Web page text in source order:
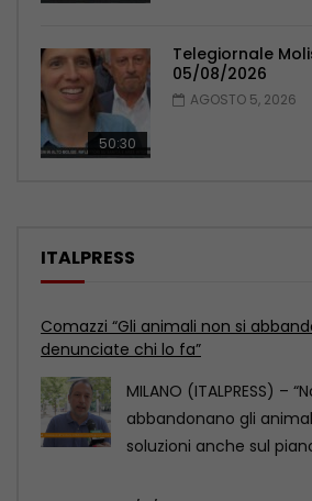
50:30
Telegiornale
05/08/2026
AGOSTO 5, 2026
ITALPRESS
Tg News – 6/8/2026
– Covid, il Senato Usa
colpevole di[...]